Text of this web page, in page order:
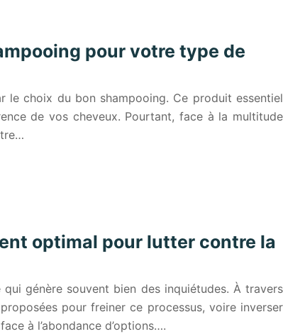
pour votre type de
le choix du bon shampooing. Ce produit essentiel
de vos cheveux. Pourtant, face à la multitude
optimal pour lutter contre la
génère souvent bien des inquiétudes. À travers
pour freiner ce processus, voire inverser
à l’abondance d’options….